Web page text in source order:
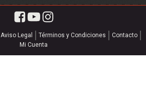
Aviso Legal Términos y Condiciones
Contacto
Mi Cuenta